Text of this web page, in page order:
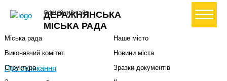
ДЕРАЖНЯНСЬКА
МІСЬКА РАДА
Офіційний сайт+ Створити петицію
Про скликання
Міський голова
Міська рада
Виконавчий комітет
Структура
Наше місто
Новини міста
Зразки документів